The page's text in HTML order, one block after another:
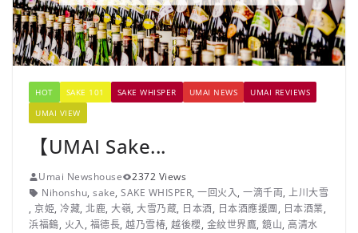
HOT SAKE 101 SAKE WHISPER UMAI NEWS
UMAI REVIEWS
UMAI VIEW
【UMAI Sake...
Umai Newshouse
2372 Views
Nihonshu, sake, SAKE WHISPER, 一回火入, 一滴千両, 上川大雪
, 京姫, 冷藏, 北鹿, 大嶺, 大雪乃蔵, 日本酒, 日本酒應援團, 日本酒業,
浜福鶴, 火入, 福德長, 越乃雪椿, 越後櫻, 金紋世界鷹, 鏡山, 高清水